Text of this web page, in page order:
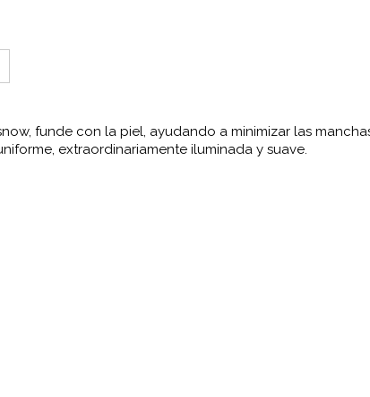
funde con la piel, ayudando a minimizar las
extraordinariamente iluminada y suave.